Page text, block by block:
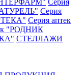
Серия
Серия
Серия аптек
"РОДНИК
СТЕЛЛАЖИ